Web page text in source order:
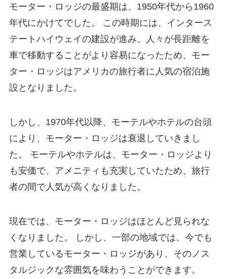
モーター・ロッジの最盛期は、1950年代から1960
年代にかけてでした。
この時期には、インタース
テートハイウェイの建設が進み、人々が長距離を
車で移動することがより容易になったため、モー
ター・ロッジはアメリカの旅行者に人気の宿泊施
設となりました。
しかし、1970年代以降、モーテルやホテルの台頭
により、モーター・ロッジは衰退していきまし
た。
モーテルやホテルは、モーター・ロッジより
も安価で、アメニティも充実していたため、旅行
者の間で人気が高くなりました。
現在では、モーター・ロッジはほとんど見られな
くなりました。
しかし、一部の地域では、今でも
営業しているモーター・ロッジがあり、そのノス
タルジックな雰囲気を味わうことができます。